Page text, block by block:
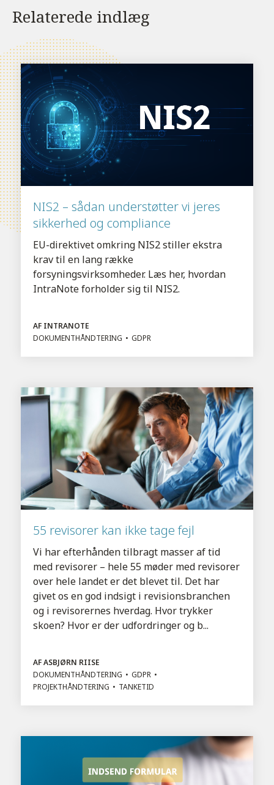
Relaterede indlæg
NIS2 – sådan understøtter vi jeres
sikkerhed og compliance
EU-direktivet omkring NIS2 stiller ekstra
krav til en lang række
forsyningsvirksomheder. Læs her, hvordan
IntraNote forholder sig til NIS2.
AF INTRANOTE
DOKUMENTHÅNDTERING
GDPR
55 revisorer kan ikke tage fejl
Vi har efterhånden tilbragt masser af tid
med revisorer – hele 55 møder med revisorer
over hele landet er det blevet til. Det har
givet os en god indsigt i revisionsbranchen
og i revisorernes hverdag. Hvor trykker
skoen? Hvor er der udfordringer og b...
AF ASBJØRN RIISE
DOKUMENTHÅNDTERING
GDPR
PROJEKTHÅNDTERING
TANKETID